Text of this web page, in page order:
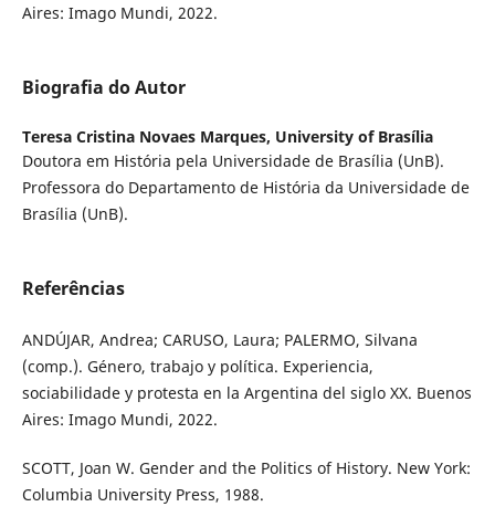
Aires: Imago Mundi, 2022.
Biografia do Autor
Teresa Cristina Novaes Marques, University of Brasília
Doutora em História pela Universidade de Brasília (UnB).
Professora do Departamento de História da Universidade de
Brasília (UnB).
Referências
ANDÚJAR, Andrea; CARUSO, Laura; PALERMO, Silvana
(comp.). Género, trabajo y política. Experiencia,
sociabilidade y protesta en la Argentina del siglo XX. Buenos
Aires: Imago Mundi, 2022.
SCOTT, Joan W. Gender and the Politics of History. New York:
Columbia University Press, 1988.